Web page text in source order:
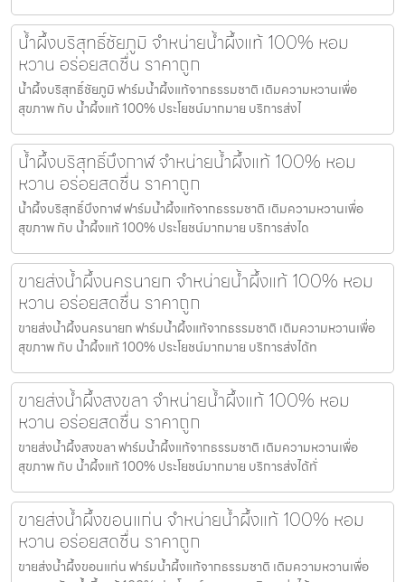
น้ำผึ้งบริสุทธิ์ชัยภูมิ จำหน่ายน้ำผึ้งแท้ 100% หอม
หวาน อร่อยสดชื่น ราคาถูก
น้ำผึ้งบริสุทธิ์ชัยภูมิ ฟาร์มน้ำผึ้งแท้จากธรรมชาติ เติมความหวานเพื่อ
สุขภาพ กับ น้ำผึ้งแท้ 100% ประโยชน์มากมาย บริการส่งไ
น้ำผึ้งบริสุทธิ์บึงกาฬ จำหน่ายน้ำผึ้งแท้ 100% หอม
หวาน อร่อยสดชื่น ราคาถูก
น้ำผึ้งบริสุทธิ์บึงกาฬ ฟาร์มน้ำผึ้งแท้จากธรรมชาติ เติมความหวานเพื่อ
สุขภาพ กับ น้ำผึ้งแท้ 100% ประโยชน์มากมาย บริการส่งได
ขายส่งน้ำผึ้งนครนายก จำหน่ายน้ำผึ้งแท้ 100% หอม
หวาน อร่อยสดชื่น ราคาถูก
ขายส่งน้ำผึ้งนครนายก ฟาร์มน้ำผึ้งแท้จากธรรมชาติ เติมความหวานเพื่อ
สุขภาพ กับ น้ำผึ้งแท้ 100% ประโยชน์มากมาย บริการส่งได้ท
ขายส่งน้ำผึ้งสงขลา จำหน่ายน้ำผึ้งแท้ 100% หอม
หวาน อร่อยสดชื่น ราคาถูก
ขายส่งน้ำผึ้งสงขลา ฟาร์มน้ำผึ้งแท้จากธรรมชาติ เติมความหวานเพื่อ
สุขภาพ กับ น้ำผึ้งแท้ 100% ประโยชน์มากมาย บริการส่งได้ทั่
ขายส่งน้ำผึ้งขอนแก่น จำหน่ายน้ำผึ้งแท้ 100% หอม
หวาน อร่อยสดชื่น ราคาถูก
ขายส่งน้ำผึ้งขอนแก่น ฟาร์มน้ำผึ้งแท้จากธรรมชาติ เติมความหวานเพื่อ